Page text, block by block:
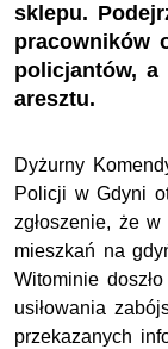
sklepu.
pracowników
policjantów, a
aresztu.
Dyżurny
Policji w Gdyni
zgłoszenie, że
mieszkań na
Witominie
usiłowania
przekazanych